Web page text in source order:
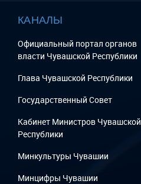
КАНАЛЫ
Официальный портал органов
власти Чувашской Республики
Глава Чувашской Республики
Государственный Cовет
Кабинет Министров Чувашской
Республики
Минкультуры Чувашии
Минцифры Чувашии